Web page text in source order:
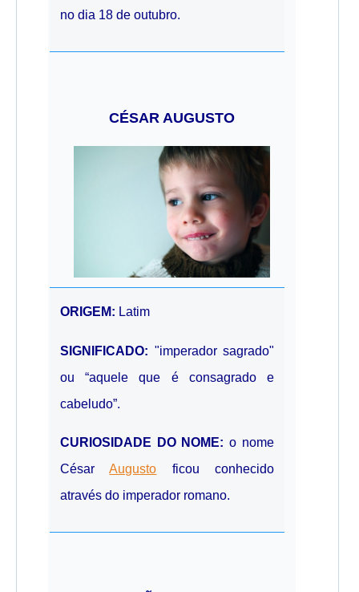
no dia 18 de outubro.
CÉSAR AUGUSTO
ORIGEM: Latim
SIGNIFICADO: "imperador sagrado"
ou “aquele que é consagrado e
cabeludo”.
CURIOSIDADE DO NOME:o nome
CésarAugusto ficou conhecido
através do imperador romano.